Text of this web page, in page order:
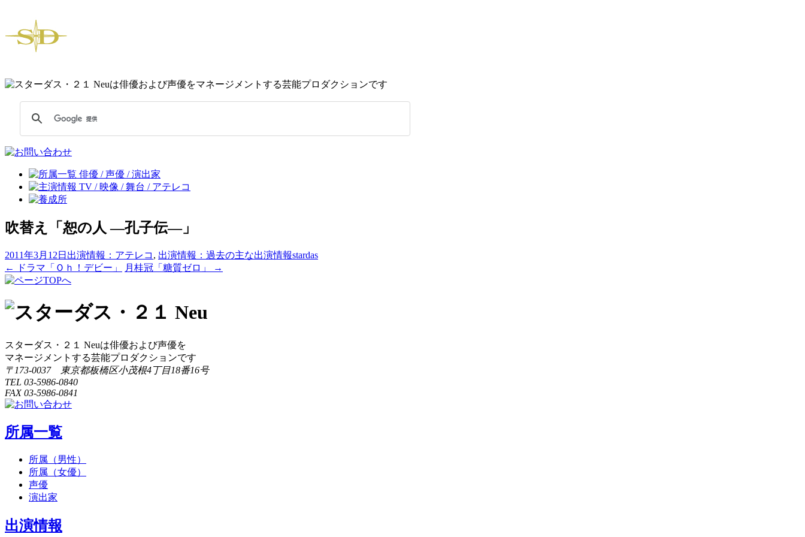
吹替え「恕の人 ―孔子伝―」
2011年3月12日 出演情報：アテレコ , 出演情報：過去の主な出演情報stardas
投
稿
ナ
ゲ
ー
シ
ョ
ン
← ドラマ「Ｏｈ！デビー」 月桂冠「糖質ゼロ」 →
スターダス・２１ Neuは俳優および声優を
マネージメントする芸能プロダクションです
〒173-0037 東京都板橋区小茂根4丁目18番16号
TEL 03-5986-0840
FAX 03-5986-0841
所属一覧
所属（男性）
所属（女優）
声優
演出家
出演情報